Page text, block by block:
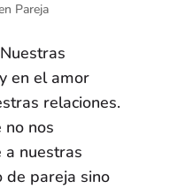
Pareja
en el amor
relaciones.
no nos
a nuestras
de pareja sino